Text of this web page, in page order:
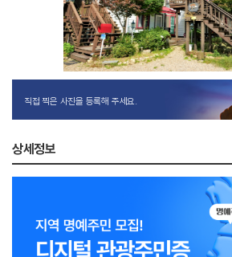
직접 찍은 사진을 등록해 주세요.
상세정보